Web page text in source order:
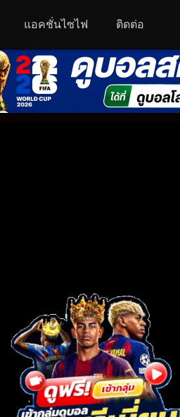
แอคชั่นไซไฟ ติดต่อ